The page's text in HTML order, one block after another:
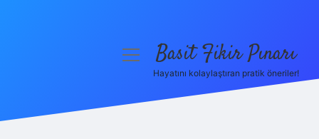
menüyüBasit Fikir Pınarı
Hayatını kolaylaştıran pratik öneriler!